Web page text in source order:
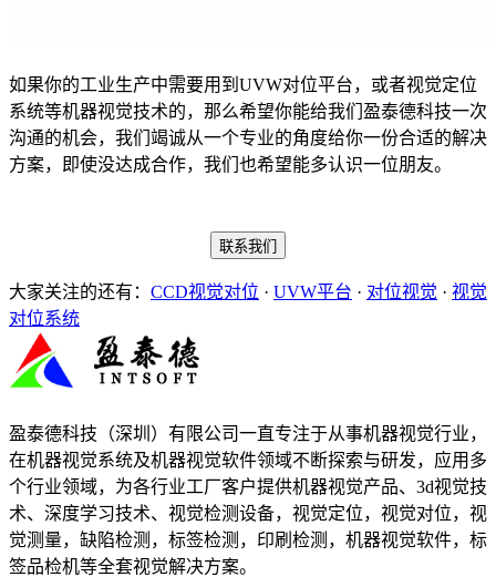
如果你的工业生产中需要用到UVW对位平台，或者视觉定位
系统等机器视觉技术的，那么希望你能给我们盈泰德科技一次
沟通的机会，我们竭诚从一个专业的角度给你一份合适的解决
方案，即使没达成合作，我们也希望能多认识一位朋友。
联系我们
大家关注的还有： CCD视觉对位 · UVW平台 · 对位视觉 · 视觉
对位系统
盈泰德科技（深圳）有限公司一直专注于从事机器视觉行业，
在机器视觉系统及机器视觉软件领域不断探索与研发​，应用多
个行业领域，为各行业工厂客户提供机器视觉产品、3d视觉技
术、深度学习技术、视觉检测设备，视觉定位，视觉对位，视
觉测量，缺陷检测，标签检测，印刷检测，机器视觉软件，标
签品检机等​全套视觉解决方案​。